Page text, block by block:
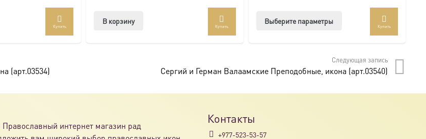
Купить
В корзину
Купить
Выберите параметры
вариаций.
Опции
Купить
(арт.03534)
Следующая запись
Сергий и Герман Валаамские Преподобные, икона (арт.03540)
интернет магазин рад
Контакты
+977-523-53-57